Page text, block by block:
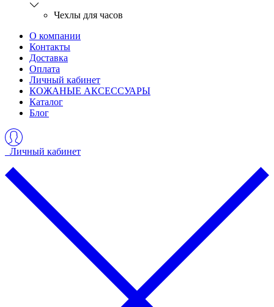
Чехлы для часов
О компании
Контакты
Доставка
Оплата
Личный кабинет
КОЖАНЫЕ АКСЕССУАРЫ
Каталог
Блог
Личный кабинет